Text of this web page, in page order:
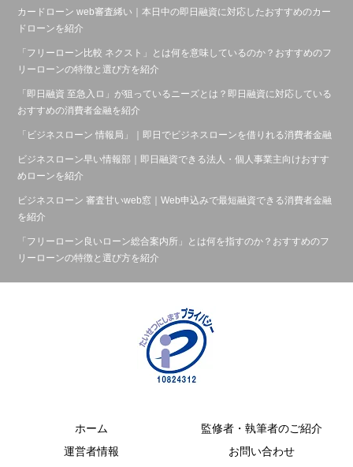
カードローン web審査絺い｜本日中の即日融資に対応したおすすめのカー
ドローンを紹介
「フリーローン比較 ネクスト」とは何を意味しているのか？おすすめのフ
リーローンの特徴と選び方を紹介
「即日融資 至急入ロ」が狙っているニーズとは？即日融資に対応している
おすすめの消費者金融を紹介
「ビジネスローン 情報局」｜即日でビジネスローンを借りれる消費者金融
ビジネスローン早い情報部｜即日融資できる法人・個人事業主向けおすす
めローンを紹介
ビジネスローン 審査甘いweb窓｜Web申込みで最短融資できる消費者金融
を紹介
「フリーローン良いローン総合案内所」とは何を指すのか？おすすめのフ
リーローンの特徴と選び方を紹介
ホーム
監修者・執筆者のご紹介
運営者情報
お問い合わせ